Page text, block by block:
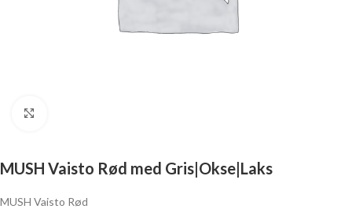
MUSH Vaisto Rød med Gris|Okse|Laks
MUSH Vaisto Rød